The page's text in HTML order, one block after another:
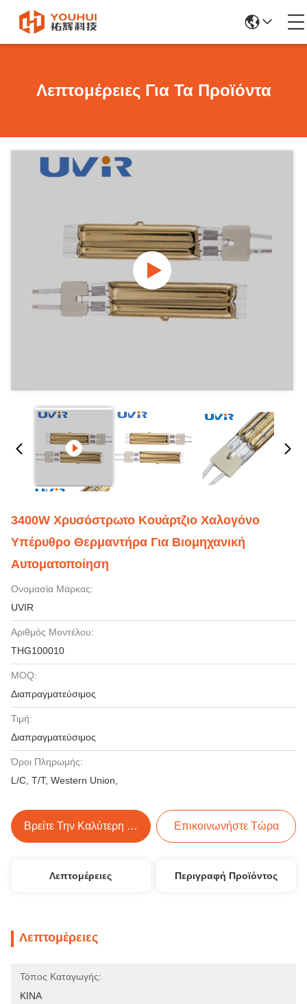
Λεπτομέρειες Για Τα Προϊόντα
3400W Χρυσόστρωτο Κουάρτζιο Χαλογόνο
Υπέρυθρο Θερμαντήρα Για Βιομηχανική
Αυτοματοποίηση
Ονομασία Μάρκας:
UVIR
Αριθμός Μοντέλου:
THG100010
MOQ:
Διαπραγματεύσιμος
Τιμή:
Διαπραγματεύσιμος
Όροι Πληρωμής:
L/C, T/T, Western Union,
Βρείτε Την Καλύτερη Τιμή Επικοινωνήστε Τώρα
Λεπτομέρειες Περιγραφή Προϊόντος
Λεπτομέρειες
Τόπος Καταγωγής:
ΚΙΝΑ